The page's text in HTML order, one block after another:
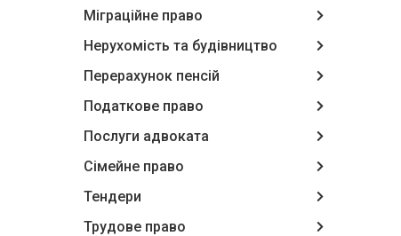
Міграційне право
Нерухомість та будівництво
Перерахунок пенсій
Податкове право
Послуги адвоката
Сімейне право
Тендери
Трудове право